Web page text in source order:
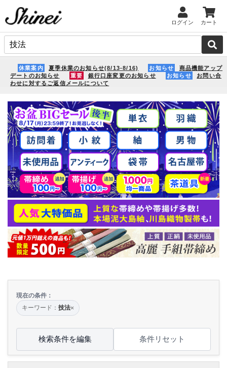
ログイン カート
休業案内 夏季休業のお知らせ(8/13-8/16) お知らせ
商品機能アップ
デートのお知らせ
重要 銀行口座変更のお知らせ お知らせ
お問い合
わせに対するご返信メールについて
現在の条件：
キーワード： 技法×
検索条件を編集 条件リセット